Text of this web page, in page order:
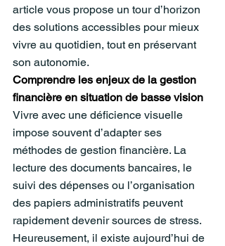
article vous propose un tour d’horizon
des solutions accessibles pour mieux
vivre au quotidien, tout en préservant
son autonomie.
Comprendre les enjeux de la gestion
financière en situation de basse vision
Vivre avec une déficience visuelle
impose souvent d’adapter ses
méthodes de gestion financière. La
lecture des documents bancaires, le
suivi des dépenses ou l’organisation
des papiers administratifs peuvent
rapidement devenir sources de stress.
Heureusement, il existe aujourd’hui de